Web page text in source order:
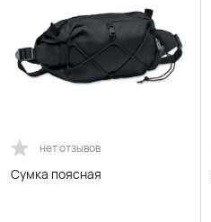
нет отзывов
Сумка поясная